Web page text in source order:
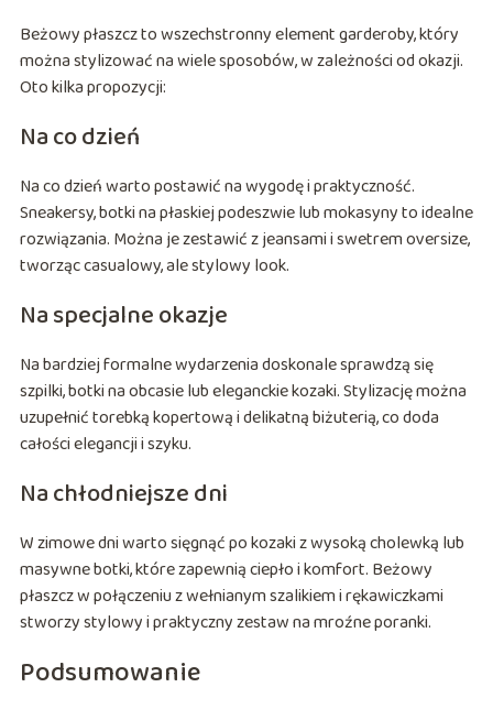
Beżowy płaszcz to wszechstronny element garderoby, który
można stylizować na wiele sposobów, w zależności od okazji.
Oto kilka propozycji:
Na co dzień
Na co dzień warto postawić na wygodę i praktyczność.
Sneakersy, botki na płaskiej podeszwie lub mokasyny to idealne
rozwiązania. Można je zestawić z jeansami i swetrem oversize,
tworząc casualowy, ale stylowy look.
Na specjalne okazje
Na bardziej formalne wydarzenia doskonale sprawdzą się
szpilki, botki na obcasie lub eleganckie kozaki. Stylizację można
uzupełnić torebką kopertową i delikatną biżuterią, co doda
całości elegancji i szyku.
Na chłodniejsze dni
W zimowe dni warto sięgnąć po kozaki z wysoką cholewką lub
masywne botki, które zapewnią ciepło i komfort. Beżowy
płaszcz w połączeniu z wełnianym szalikiem i rękawiczkami
stworzy stylowy i praktyczny zestaw na mroźne poranki.
Podsumowanie